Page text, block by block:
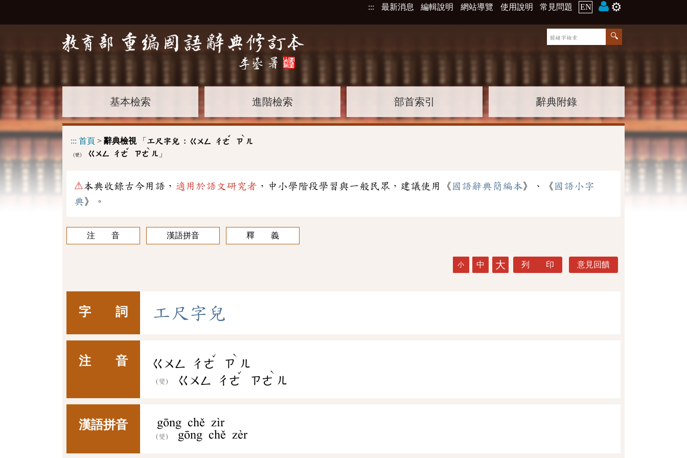
::: 最新消息 編輯說明 網站導覽 使用說明 常見問題 EN ⚙️
基本檢索 進階檢索 部首索引 辭典附錄
::: 首頁 > 辭典檢視「 工尺字兒 : ㄍㄨㄥ ㄔㄜ
ˇ
ㄗ
ˋ
ㄦ
(變) ㄍㄨㄥ ㄔㄜ
ˇ
ㄗㄜ
ˋ
ㄦ 」
⚠本典收錄古今用語， 適用於語文研究者 ，中小學階段學習與一般民眾，建議使用《 國語辭典簡編本》、《 國語小字
典》。
注 音 漢語拼音 釋 義
小 中 大 列 印 意見回饋
字 詞 工 尺 字 兒
注 音 ㄍㄨㄥ ㄔㄜ
ˇ
ㄗ
ˋ
ㄦ
(變) ㄍㄨㄥ ㄔㄜ
ˇ
ㄗㄜ
ˋ
ㄦ
漢語拼音 gōng chě zìr
(變) gōng chě zèr